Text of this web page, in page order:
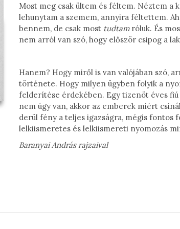
Most meg csak ültem és féltem. Néztem a
lehunytam a szemem, annyira féltettem.
bennem, de csak most tudtamróluk. És
nem arról van szó, hogy először csipog a
Hanem? Hogy miről is van valójában szó,
története. Hogy milyen ügyben folyik a
felderítése érdekében. Egy tizenöt éves fiú
nem úgy van, akkor az emberek miért
derül fény a teljes igazságra, mégis fontos
lelkiismeretes és lelkiismereti nyomozás
Baranyai András rajzaival